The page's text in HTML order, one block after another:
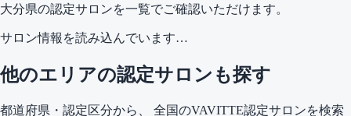
大分県の認定サロンを一覧でご確認いただけます。
サロン情報を読み込んでいます…
他のエリアの認定サロンも探す
都道府県・認定区分から、 全国のVAVITTE認定サロンを検索